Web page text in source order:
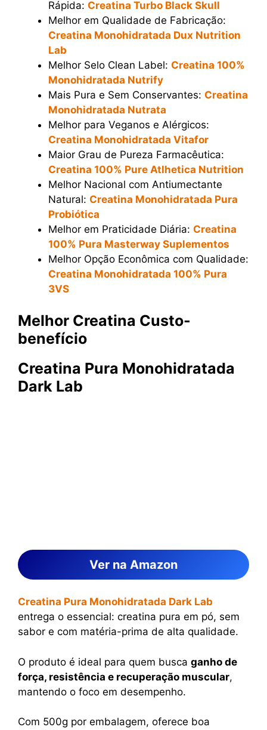
Rápida: Creatina Turbo Black Skull
Melhor em Qualidade de Fabricação:
Creatina Monohidratada Dux Nutrition
Lab
Melhor Selo Clean Label: Creatina 100%
Monohidratada Nutrify
Mais Pura e Sem Conservantes: Creatina
Monohidratada Nutrata
Melhor para Veganos e Alérgicos:
Creatina Monohidratada Vitafor
Maior Grau de Pureza Farmacêutica:
Creatina 100% Pure Atlhetica Nutrition
Melhor Nacional com Antiumectante
Natural: Creatina Monohidratada Pura
Probiótica
Melhor em Praticidade Diária: Creatina
100% Pura Masterway Suplementos
Melhor Opção Econômica com Qualidade:
Creatina Monohidratada 100% Pura
3VS
Melhor Creatina Custo-
benefício
Creatina Pura Monohidratada
Dark Lab
Ver na Amazon
Creatina Pura Monohidratada Dark Lab
entrega o essencial: creatina pura em pó, sem
sabor e com matéria-prima de alta qualidade.
O produto é ideal para quem busca ganho de
força, resistência e recuperação muscular,
mantendo o foco em desempenho.
Com 500g por embalagem, oferece boa